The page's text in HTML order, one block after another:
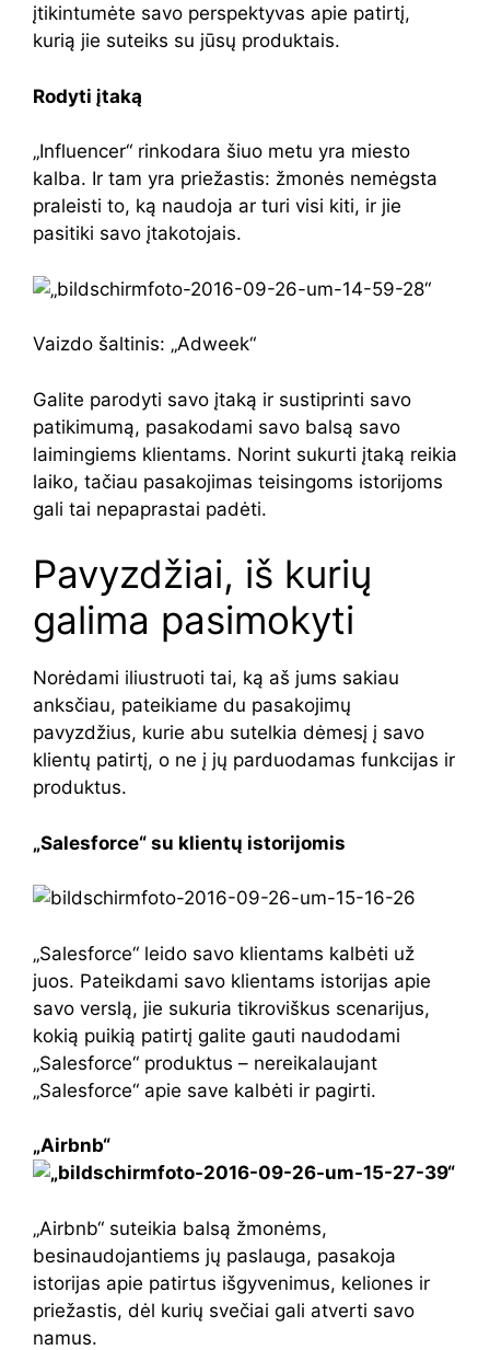
įtikintumėte savo perspektyvas apie patirtį,
kurią jie suteiks su jūsų produktais.
Rodyti įtaką
„Influencer“ rinkodara šiuo metu yra miesto
kalba. Ir tam yra priežastis: žmonės nemėgsta
praleisti to, ką naudoja ar turi visi kiti, ir jie
pasitiki savo įtakotojais.
Vaizdo šaltinis: „Adweek“
Galite parodyti savo įtaką ir sustiprinti savo
patikimumą, pasakodami savo balsą savo
laimingiems klientams. Norint sukurti įtaką reikia
laiko, tačiau pasakojimas teisingoms istorijoms
gali tai nepaprastai padėti.
Pavyzdžiai, iš kurių
galima pasimokyti
Norėdami iliustruoti tai, ką aš jums sakiau
anksčiau, pateikiame du pasakojimų
pavyzdžius, kurie abu sutelkia dėmesį į savo
klientų patirtį, o ne į jų parduodamas funkcijas ir
produktus.
„Salesforce“ su klientų istorijomis
„Salesforce“ leido savo klientams kalbėti už
juos. Pateikdami savo klientams istorijas apie
savo verslą, jie sukuria tikroviškus scenarijus,
kokią puikią patirtį galite gauti naudodami
„Salesforce“ produktus – nereikalaujant
„Salesforce“ apie save kalbėti ir pagirti.
„Airbnb“
„Airbnb“ suteikia balsą žmonėms,
besinaudojantiems jų paslauga, pasakoja
istorijas apie patirtus išgyvenimus, keliones ir
priežastis, dėl kurių svečiai gali atverti savo
namus.